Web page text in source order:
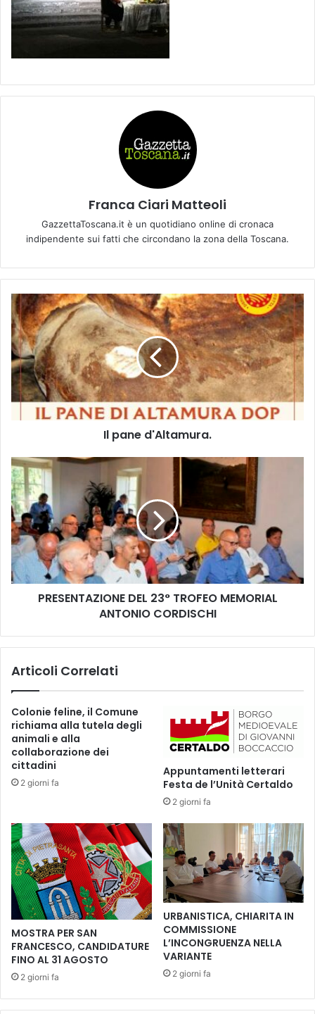
Franca Ciari Matteoli
GazzettaToscana.it è un quotidiano online di cronaca
indipendente sui fatti che circondano la zona della Toscana.
I
l
p
a
n
e
d
'
a
m
u
r
a
.
Il pane d'Altamura.
P
R
E
S
E
N
T
A
Z
E
3
°
T
F
M
E
M
O
R
A
L
A
N
T
O
N
PRESENTAZIONE DEL 23° TROFEO MEMORIAL
ANTONIO CORDISCHI
Articoli Correlati
Colonie feline, il Comune
richiama alla tutela degli
animali e alla
collaborazione dei
cittadini
2 giorni fa
Appuntamenti letterari
Festa de l’Unità Certaldo
2 giorni fa
MOSTRA PER SAN
FRANCESCO, CANDIDATURE
FINO AL 31 AGOSTO
2 giorni fa
URBANISTICA, CHIARITA IN
COMMISSIONE
L’INCONGRUENZA NELLA
VARIANTE
2 giorni fa